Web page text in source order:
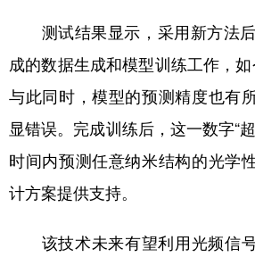
测试结果显示，采用新方法后
成的数据生成和模型训练工作，如
与此同时，模型的预测精度也有
显错误。完成训练后，这一数字“
时间内预测任意纳米结构的光学
计方案提供支持。
该技术未来有望利用光频信号